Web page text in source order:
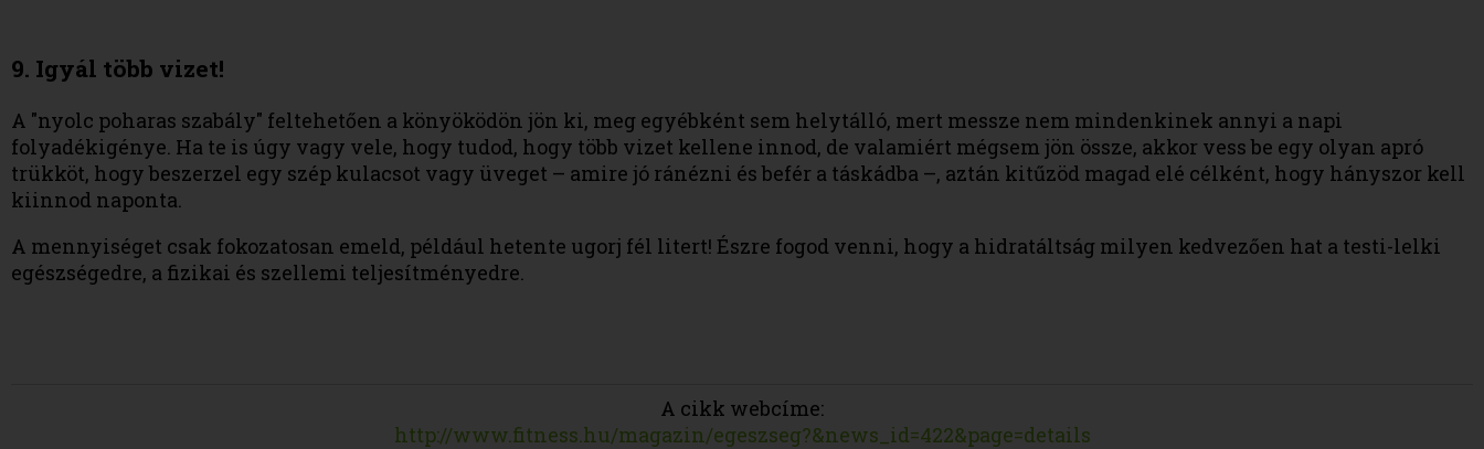
9. Igyál több vizet!
A "nyolc poharas szabály" feltehetően a könyöködön jön ki, meg egyébként sem helytálló, mert messze nem mindenkinek annyi a napi
folyadékigénye. Ha te is úgy vagy vele, hogy tudod, hogy több vizet kellene innod, de valamiért mégsem jön össze, akkor vess be egy olyan apró
trükköt, hogy beszerzel egy szép kulacsot vagy üveget – amire jó ránézni és befér a táskádba –, aztán kitűzöd magad elé célként, hogy hányszor kell
kiinnod naponta.
A mennyiséget csak fokozatosan emeld, például hetente ugorj fél litert! Észre fogod venni, hogy a hidratáltság milyen kedvezően hat a testi-lelki
egészségedre, a fizikai és szellemi teljesítményedre.
A cikk webcíme:
http://www.fitness.hu/magazin/egeszseg?&news_id=422&page=details